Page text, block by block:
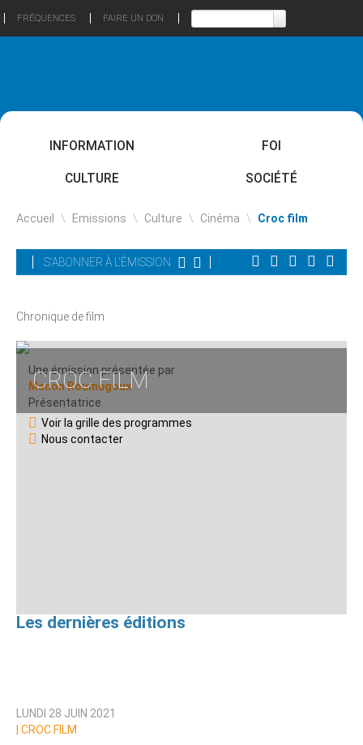
FRÉQUENCES FAIRE UN DON
INFORMATION FOI
CULTURE SOCIÉTÉ
Accueil \ Emissions \ Culture \ Cinéma \ Croc film
S'ABONNER À L'ÉMISSION
CROC FILM
Chronique de film
Une émission présentée par
Manon Roumegoux
Présentatrice
Voir la grille des programmes
Nous contacter
Les dernières éditions
LUNDI 28 JUIN 2021
CROC FILM